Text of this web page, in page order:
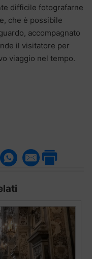
difficile fotografarne
che è possibile
accompagnato
il visitatore per
viaggio nel tempo.